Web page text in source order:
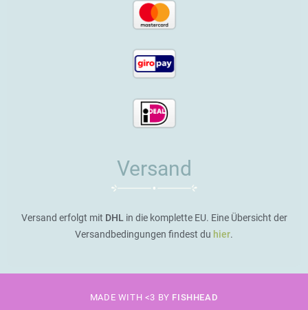
Versand
Versand erfolgt mit DHLin die komplette EU. Eine Übersicht der
Versandbedingungen findest du hier.
MADE WITH <3 BY FISHHEAD